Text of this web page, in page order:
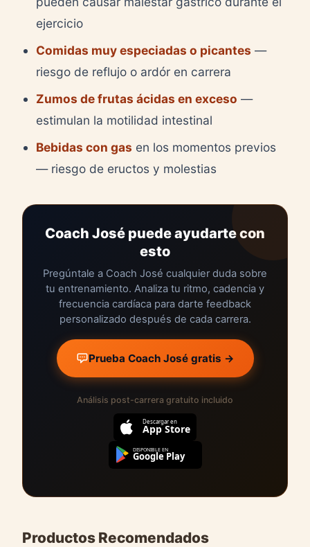
ejercicio
Comidas muy especiadas o picantes —
riesgo de reflujo o ardór en carrera
Zumos de frutas ácidas en exceso —
estimulan la motilidad intestinal
Bebidas con gas en los momentos previos
— riesgo de eructos y molestias
Coach José puede ayudarte con
esto
Pregúntale a Coach José cualquier duda sobre
tu entrenamiento. Analiza tu ritmo, cadencia y
frecuencia cardíaca para darte feedback
personalizado después de cada carrera.
Prueba Coach José gratis →
Análisis post-carrera gratuito incluido
Descargar en
App Store
DISPONIBLE EN
Google Play
Productos Recomendados